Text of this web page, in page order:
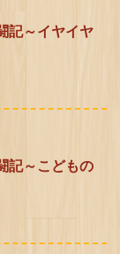
記～イヤイヤ
記～こどもの